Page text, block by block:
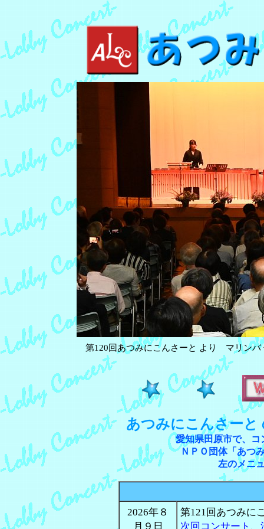
第120回あつみにこんさーと より マリンバ
あつみにこんさーと
愛知県田原市で、コ
ＮＰＯ団体「あつ
左のメニ
2026年８
月９日
第121回あつみに
次回コンサート 、